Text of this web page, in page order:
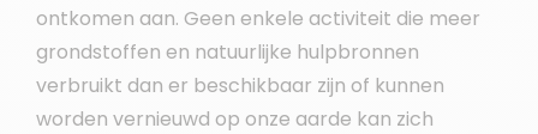
ontkomen aan. Geen enkele activiteit die meer
grondstoffen en natuurlijke hulpbronnen
verbruikt dan er beschikbaar zijn of kunnen
worden vernieuwd op onze aarde kan zich